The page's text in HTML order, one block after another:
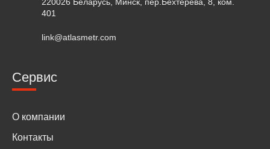
401
link@atlasmetr.com
Сервис
О компании
Контакты